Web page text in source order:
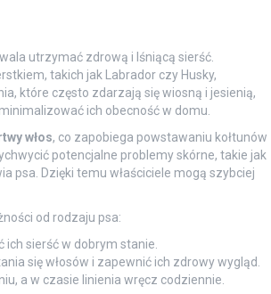
utrzymać zdrową i lśniącą sierść.
takich jak Labrador czy Husky,
które często zdarzają się wiosną i jesienią,
ich obecność w domu.
włos, co zapobiega powstawaniu kołtunów
potencjalne problemy skórne, takie jak
psa. Dzięki temu właściciele mogą szybciej
od rodzaju psa:
ich sierść w dobrym stanie.
się włosów i zapewnić ich zdrowy wygląd.
a w czasie linienia wręcz codziennie.